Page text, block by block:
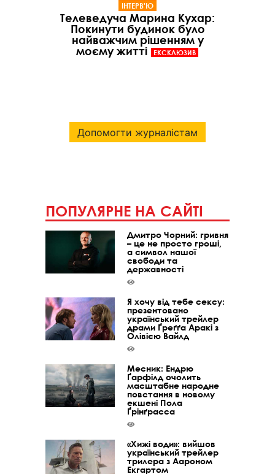
ІНТЕРВ'Ю
Телеведуча Марина Кухар:
Покинути будинок було
найважчим рішенням у
моєму житті
ЕКСКЛЮЗИВ
Допомогти журналістам
ПОПУЛЯРНЕ НА САЙТІ
Дмитро Чорний: гривня
– це не просто гроші,
а символ нашої
свободи та
державності
Я хочу від тебе сексу:
презентовано
український трейлер
драми Ґреґґа Аракі з
Олівією Вайлд
Месник: Ендрю
Ґарфілд очолить
масштабне народне
повстання в новому
екшені Пола
Ґрінґрасса
«Хижі води»: вийшов
український трейлер
трилера з Аароном
Екгартом